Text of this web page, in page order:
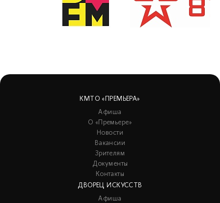
КМТО «ПРЕМЬЕРА»
Афиша
О «Премьере»
Новости
Вакансии
Зрителям
Документы
Контакты
ДВОРЕЦ ИСКУССТВ
Афиша